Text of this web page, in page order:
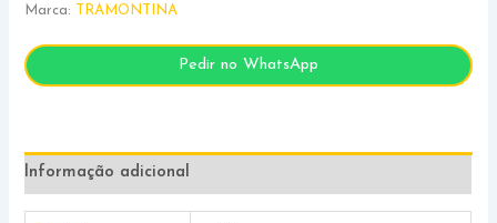
Marca:
TRAMONTINA
Pedir no WhatsApp
Informação adicional